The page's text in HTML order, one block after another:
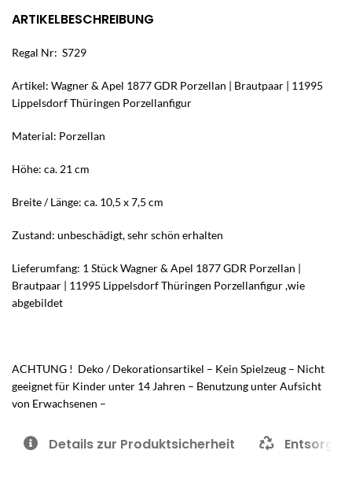
ARTIKELBESCHREIBUNG
Regal Nr: S729
Artikel: Wagner & Apel 1877 GDR Porzellan | Brautpaar | 11995
Lippelsdorf Thüringen Porzellanfigur
Material: Porzellan
Höhe: ca. 21 cm
Breite / Länge: ca. 10,5 x 7,5 cm
Zustand: unbeschädigt, sehr schön erhalten
Lieferumfang: 1 Stück Wagner & Apel 1877 GDR Porzellan |
Brautpaar | 11995 Lippelsdorf Thüringen Porzellanfigur ,wie
abgebildet
ACHTUNG ! Deko / Dekorationsartikel – Kein Spielzeug – Nicht
geeignet für Kinder unter 14 Jahren – Benutzung unter Aufsicht
von Erwachsenen –
Details zur Produktsicherheit